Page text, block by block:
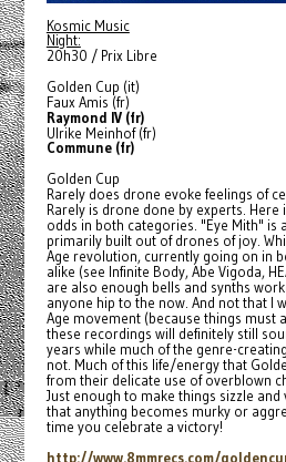
Kosmic Music
Night:
20h30 / Prix Libre
Golden Cup (it)
Faux Amis (fr)
Raymond IV (fr)
Ulrike Meinhof (fr)
Commune (fr)
Golden Cup
Rarely does drone evoke feelings of
Rarely is drone done by experts. Here
odds in both categories. "Eye Mith" is
primarily built out of drones of joy.
Age revolution, currently going on in
alike (see Infinite Body, Abe Vigoda,
are also enough bells and synths
anyone hip to the now. And not that I
Age movement (because things must
these recordings will definitely still
years while much of the genre-
not. Much of this life/energy that
from their delicate use of overblown
Just enough to make things sizzle
that anything becomes murky or
time you celebrate a victory!
http://www.8mmrecs.com/